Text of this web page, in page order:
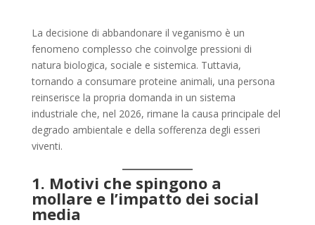
La decisione di abbandonare il veganismo è un
fenomeno complesso che coinvolge pressioni di
natura biologica, sociale e sistemica. Tuttavia,
tornando a consumare proteine animali, una persona
reinserisce la propria domanda in un sistema
industriale che, nel 2026, rimane la causa principale del
degrado ambientale e della sofferenza degli esseri
viventi.
1. Motivi che spingono a
mollare e l’impatto dei social
media